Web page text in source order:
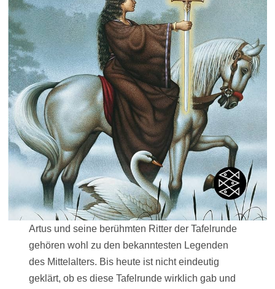
Artus und seine berühmten Ritter der Tafelrunde
gehören wohl zu den bekanntesten Legenden
des Mittelalters. Bis heute ist nicht eindeutig
geklärt, ob es diese Tafelrunde wirklich gab und